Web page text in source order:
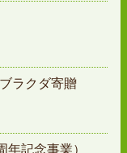
ラクダ寄贈
記念事業）